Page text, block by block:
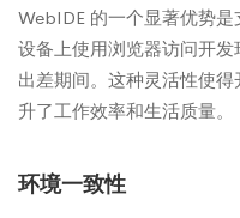
WebIDE 的一个显著优势
设备上使用浏览器访问开
出差期间。这种灵活性使
升了工作效率和生活质量。
环境一致性